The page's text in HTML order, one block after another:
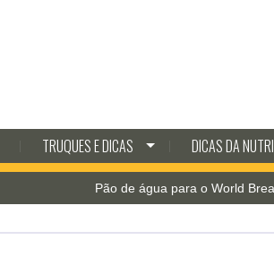
TRUQUES E DICAS DICAS DA NUTRI
Pão de água para o World Bread Day 2021